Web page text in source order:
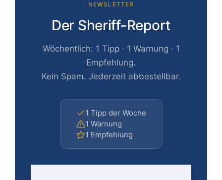
NEWSLETTER
Der Sheriff-Report
Wöchentlich: 1 Tipp · 1 Warnung · 1
Empfehlung.
Kein Spam. Jederzeit abbestellbar.
1 Tipp der Woche
1 Warnung
1 Empfehlung